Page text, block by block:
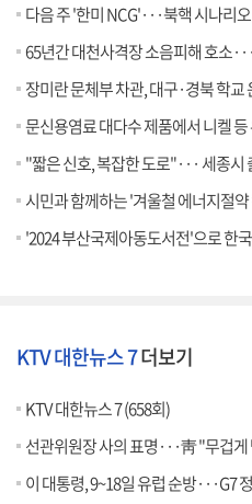
다음 주 '한미 NCG'···북핵 시나리
65년간 대천사격장 소음피해 호소···집단민원 조
장미란 문체부 차관, 대구·경북 학교
문신용염료 대다수 제품에서 니켈
"짧은 신호, 복잡한 도로"··· 세종시 출퇴근
시민과 함께하는 '겨울철 에너지절
'2024 부산국제아동도서전'으로 한국
KTV 대한뉴스 7더보기
KTV 대한뉴스 7 (658회)
선관위원장 사의 표명···靑 "무겁
이 대통령, 9~18일 유럽 순방···G7